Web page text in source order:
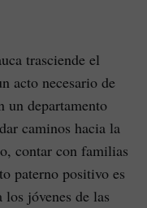
trasciende el
acto necesario de
departamento
caminos hacia la
contar con familias
paterno positivo es
jóvenes de las